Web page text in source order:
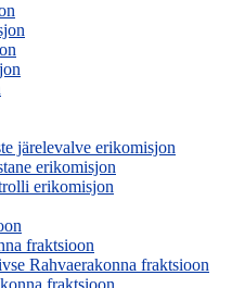
järelevalve erikomisjon
erikomisjon
erikomisjon
fraktsioon
Rahvaerakonna fraktsioon
fraktsioon